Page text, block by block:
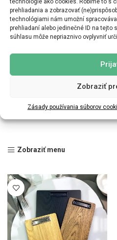
prehliadania a zobrazovať
technológiami nám umožní
prehliadaní alebo jedinečné ID na tejto
súhlasu môže nepriaznivo ovplyvniť
Zobraziť
Zásady používania súborov
Zobraziť menu